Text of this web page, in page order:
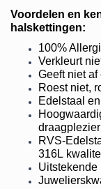
Voordelen en
halskettingen:
100%
Verkleurt
Geeft niet af
Roest niet,
Edelstaal
RVS-
316L
Uitstekende